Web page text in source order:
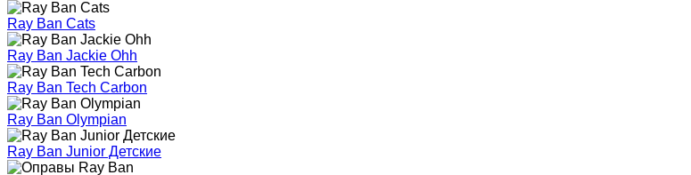
Ray Ban Cats
Ray Ban Jackie Ohh
Ray Ban Tech Carbon
Ray Ban Olympian
Ray Ban Junior Детские